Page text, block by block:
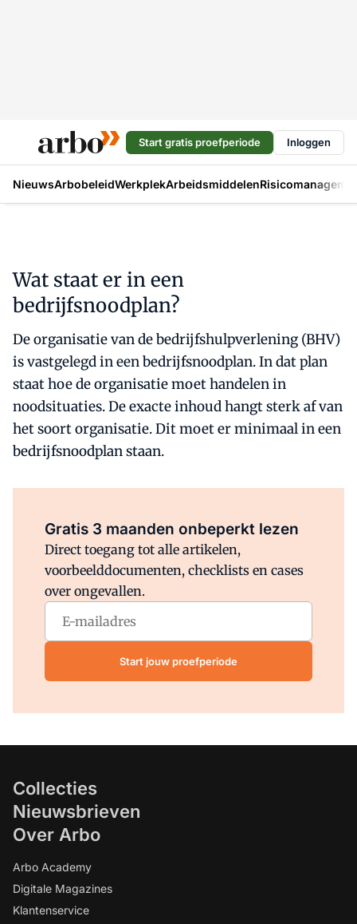
Start gratis proefperiode Inloggen
NieuwsArbobeleidWerkplekArbeidsmiddelen
Wat staat er in een
bedrijfsnoodplan?
De organisatie van de bedrijfshulpverlening (BHV)
is vastgelegd in een bedrijfsnoodplan. In dat plan
staat hoe de organisatie moet handelen in
noodsituaties. De exacte inhoud hangt sterk af van
het soort organisatie. Dit moet er minimaal in een
bedrijfsnoodplan staan.
Gratis 3 maanden onbeperkt lezen
Direct toegang tot alle artikelen,
voorbeelddocumenten, checklists en cases
over ongevallen.
Start jouw proefperiode
Collecties
Nieuwsbrieven
Over Arbo
Arbo Academy
Digitale Magazines
Klantenservice